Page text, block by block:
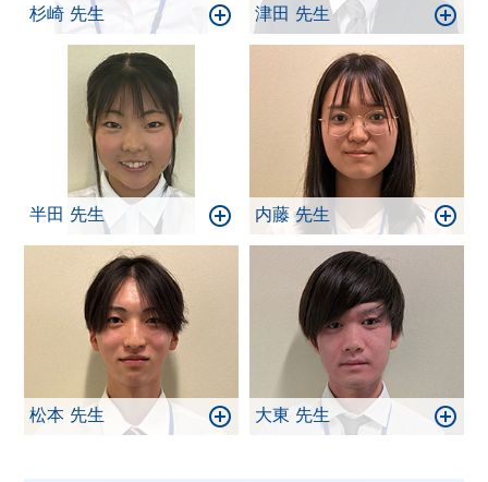
杉崎 先生 津田 先生
半田 先生 内藤 先生
松本 先生 大東 先生